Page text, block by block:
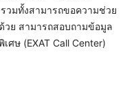
มทั้งสามารถขอความช่วย
วย สามารถสอบถามข้อมูล
ศษ (EXAT Call Center)